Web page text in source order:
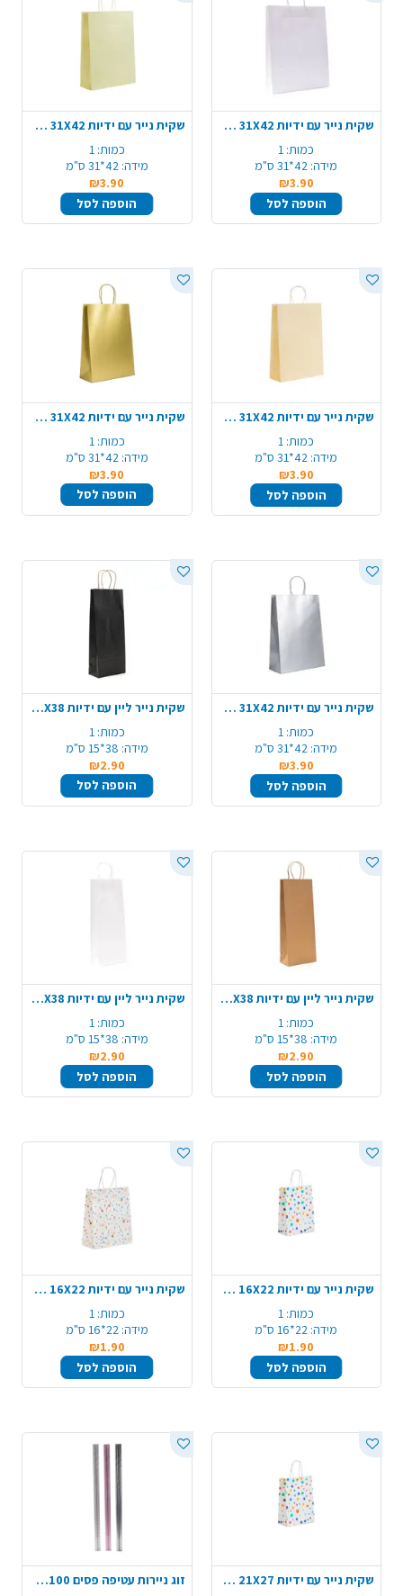
שקית נייר עם ידיות 31X42 ס"מ - לבן
כמות: 1
מידה: 42*31 ס"מ
₪3.90
הוספה לסל
שקית נייר עם ידיות 31X42 ס"מ - צהוב
כמות: 1
מידה: 42*31 ס"מ
₪3.90
הוספה לסל
שקית נייר עם ידיות 31X42 ס"מ - כתום
כמות: 1
מידה: 42*31 ס"מ
₪3.90
הוספה לסל
שקית נייר עם ידיות 31X42 ס"מ - זהב מטאלי
כמות: 1
מידה: 42*31 ס"מ
₪3.90
הוספה לסל
שקית נייר עם ידיות 31X42 ס"מ - כסף מטאלי
כמות: 1
מידה: 42*31 ס"מ
₪3.90
הוספה לסל
שקית נייר ליין עם ידיות 15X38 ס"מ - שחור
כמות: 1
מידה: 38*15 ס"מ
₪2.90
הוספה לסל
שקית נייר ליין עם ידיות 15X38 ס"מ - טבעי
כמות: 1
מידה: 38*15 ס"מ
₪2.90
הוספה לסל
שקית נייר ליין עם ידיות 15X38 ס"מ - לבן
כמות: 1
מידה: 38*15 ס"מ
₪2.90
הוספה לסל
שקית נייר עם ידיות 16X22 ס"מ - לבן נקודות
כמות: 1
מידה: 22*16 ס"מ
₪1.90
הוספה לסל
שקית נייר עם ידיות 16X22 ס"מ - לבן מסיבה
כמות: 1
מידה: 22*16 ס"מ
₪1.90
הוספה לסל
שקית נייר עם ידיות 21X27 ס"מ - לבן נקודות
זוג ניירות עטיפה פסים 70X100 ס"מ – צבע משתנה